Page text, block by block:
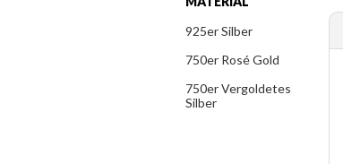
925er Silber
750er Rosé Gold
750er Vergoldetes
Silber